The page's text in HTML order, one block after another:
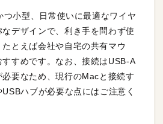
小型、日常使いに最適なワイヤ
デザインで、利き手を問わず使
とえば会社や自宅の共有マウ
すめです。なお、接続はUSB-A
要なため、現行のMacと接続す
ハブが必要な点にはご注意く